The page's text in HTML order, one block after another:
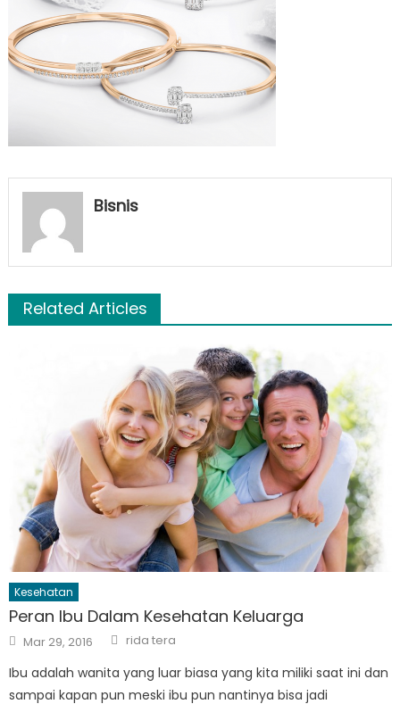
Bisnis
Related Articles
Kesehatan
Peran Ibu Dalam Kesehatan Keluarga
Posted
on
Mar 29, 2016 Author
rida tera
Ibu adalah wanita yang luar biasa yang kita miliki saat ini dan
sampai kapan pun meski ibu pun nantinya bisa jadi